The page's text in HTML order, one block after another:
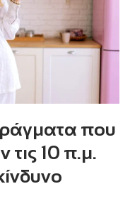
που
τις 10 π.μ.